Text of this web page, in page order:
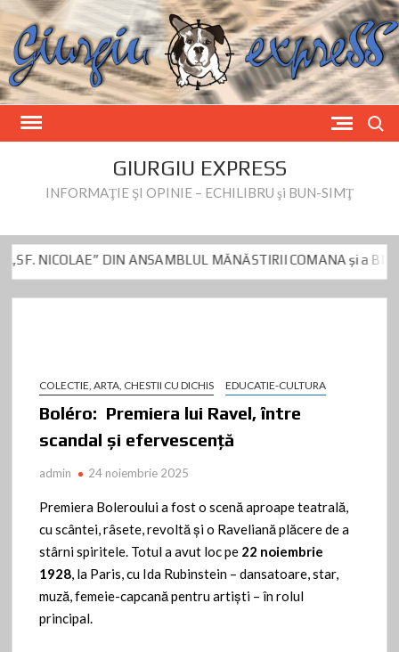
Skip
to
content
GIURGIU EXPRESS
INFORMAŢIE ŞI OPINIE – ECHILIBRU şi BUN-SIMŢ
DIN ANSAMBLUL MĂNĂSTIRII COMANA și a
COLECTIE, ARTA, CHESTII CU DICHIS EDUCATIE-CULTURA
Boléro: Premiera lui Ravel, între
scandal și efervescență
admin 24 noiembrie 2025
Premiera Boleroului a fost o scenă aproape teatrală,
cu scântei, râsete, revoltă și o Raveliană plăcere de a
stârni spiritele. Totul a avut loc pe 22 noiembrie
1928, la Paris, cu Ida Rubinstein – dansatoare, star,
muză, femeie-capcană pentru artiști – în rolul
principal.